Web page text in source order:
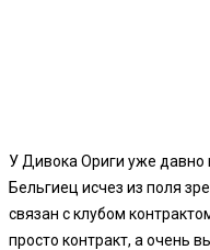
У Дивока Ориги уже
Бельгиец исчез из поля
связан с клубом
просто контракт, а очень